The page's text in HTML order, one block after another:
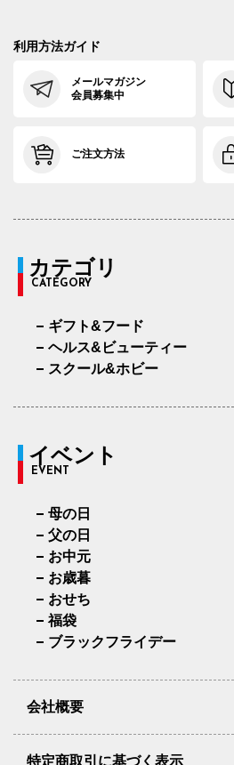
利用方法ガイド
メールマガジン
会員募集中
ご注文方法
カテゴリ
CATEGORY
ギフト&フード
ヘルス&ビューティー
スクール&ホビー
イベント
EVENT
母の日
父の日
お中元
お歳暮
おせち
福袋
ブラックフライデー
会社概要
特定商取引に基づく表示